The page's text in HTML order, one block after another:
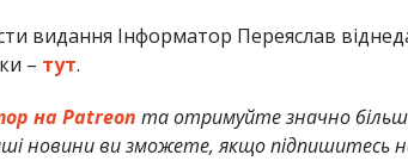
видання Інформатор Переяслав
– тут.
на Patreon та отримуйте значно
новини ви зможете, якщо підпишитесь